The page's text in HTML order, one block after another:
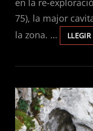
en la re-
75), la major
la zona. …